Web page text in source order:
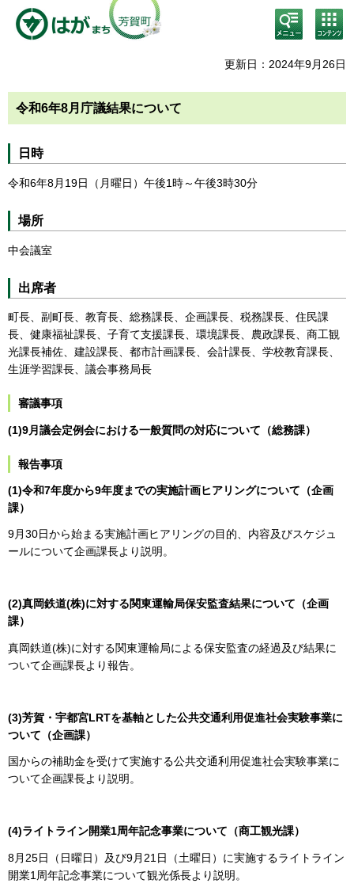
検
索・
メニ
コン
テン
ニュ
更新日：2024年9月26日
令和6年8月庁議結果について
日時
令和6年8月19日（月曜日）午後1時～午後3時30分
場所
中会議室
出席者
町長、副町長、教育長、総務課長、企画課長、税務課長、住民課
長、健康福祉課長、子育て支援課長、環境課長、農政課長、商工観
光課長補佐、建設課長、都市計画課長、会計課長、学校教育課長、
生涯学習課長、議会事務局長
審議事項
(1)9月議会定例会における一般質問の対応について（総務課）
報告事項
(1)令和7年度から9年度までの実施計画ヒアリングについて（企画
課）
9月30日から始まる実施計画ヒアリングの目的、内容及びスケジュ
ールについて企画課長より説明。
(2)真岡鉄道(株)に対する関東運輸局保安監査結果について（企画
課）
真岡鉄道(株)に対する関東運輸局による保安監査の経過及び結果に
ついて企画課長より報告。
(3)芳賀・宇都宮LRTを基軸とした公共交通利用促進社会実験事業に
ついて（企画課）
国からの補助金を受けて実施する公共交通利用促進社会実験事業に
ついて企画課長より説明。
(4)ライトライン開業1周年記念事業について（商工観光課）
8月25日（日曜日）及び9月21日（土曜日）に実施するライトライン
開業1周年記念事業について観光係長より説明。